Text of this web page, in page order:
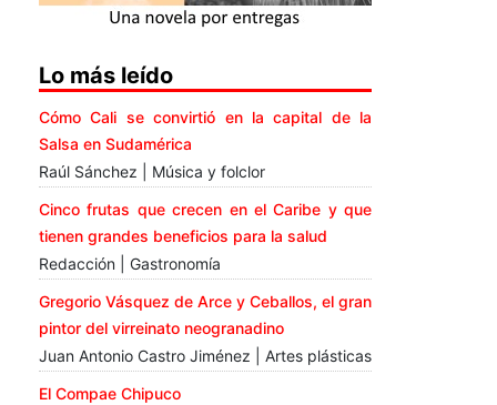
Lo más leído
Cómo Cali se convirtió en la capital de la
Salsa en Sudamérica
Raúl Sánchez | Música y folclor
Cinco frutas que crecen en el Caribe y que
tienen grandes beneficios para la salud
Redacción | Gastronomía
Gregorio Vásquez de Arce y Ceballos, el gran
pintor del virreinato neogranadino
Juan Antonio Castro Jiménez | Artes plásticas
El Compae Chipuco